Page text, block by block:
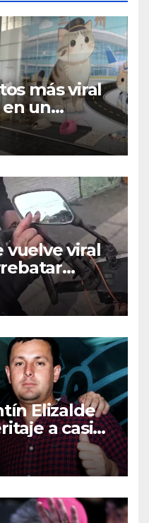
más viral
un
y
de
vuelve viral
Elizalde
a casi